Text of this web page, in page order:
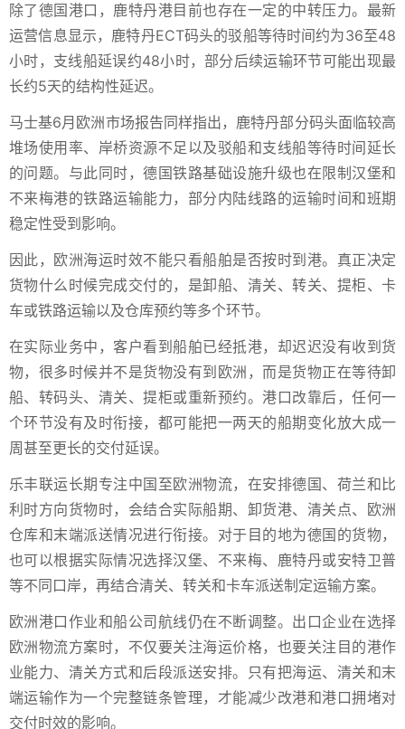
除了德国港口，鹿特丹港目前也存在一定的中转压力。最新
运营信息显示，鹿特丹ECT码头的驳船等待时间约为36至48
小时，支线船延误约48小时，部分后续运输环节可能出现最
长约5天的结构性延迟。
马士基6月欧洲市场报告同样指出，鹿特丹部分码头面临较高
堆场使用率、岸桥资源不足以及驳船和支线船等待时间延长
的问题。与此同时，德国铁路基础设施升级也在限制汉堡和
不来梅港的铁路运输能力，部分内陆线路的运输时间和班期
稳定性受到影响。
因此，欧洲海运时效不能只看船舶是否按时到港。真正决定
货物什么时候完成交付的，是卸船、清关、转关、提柜、卡
车或铁路运输以及仓库预约等多个环节。
在实际业务中，客户看到船舶已经抵港，却迟迟没有收到货
物，很多时候并不是货物没有到欧洲，而是货物正在等待卸
船、转码头、清关、提柜或重新预约。港口改靠后，任何一
个环节没有及时衔接，都可能把一两天的船期变化放大成一
周甚至更长的交付延误。
乐丰联运长期专注中国至欧洲物流，在安排德国、荷兰和比
利时方向货物时，会结合实际船期、卸货港、清关点、欧洲
仓库和末端派送情况进行衔接。对于目的地为德国的货物，
也可以根据实际情况选择汉堡、不来梅、鹿特丹或安特卫普
等不同口岸，再结合清关、转关和卡车派送制定运输方案。
欧洲港口作业和船公司航线仍在不断调整。出口企业在选择
欧洲物流方案时，不仅要关注海运价格，也要关注目的港作
业能力、清关方式和后段派送安排。只有把海运、清关和末
端运输作为一个完整链条管理，才能减少改港和港口拥堵对
交付时效的影响。